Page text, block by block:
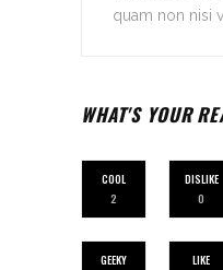
quam non nisi
WHAT'S YOUR
COOL
2
DISLIKE
0
GEEKY
LIKE